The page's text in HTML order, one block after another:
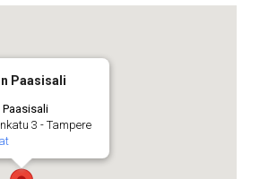
Paasisali
3 - Tampere